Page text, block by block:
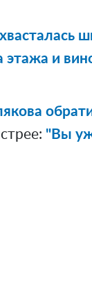
этажа и
"Вы